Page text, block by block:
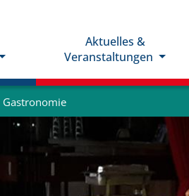
Aktuelles &
Veranstaltungen
Gastronomie